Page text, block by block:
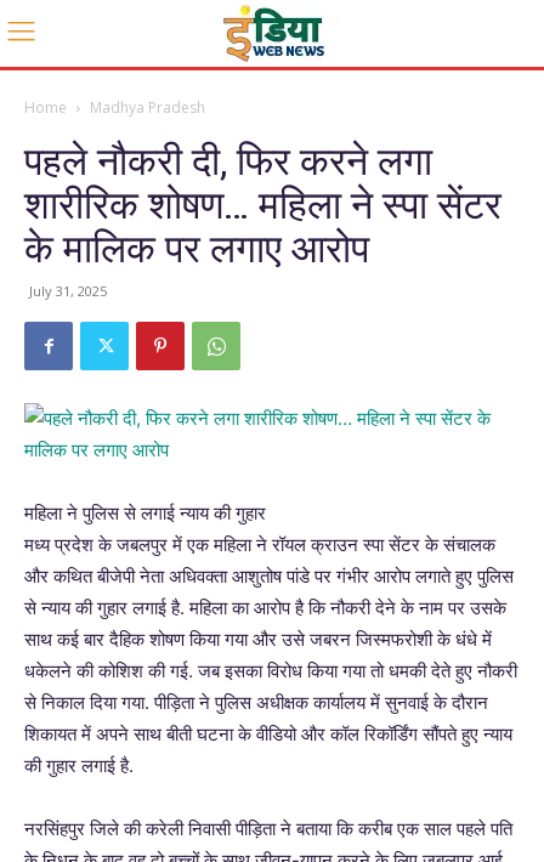
Home Madhya Pradesh
पहले नौकरी दी, फिर करने लगा
शारीरिक शोषण… महिला ने स्पा सेंटर
के मालिक पर लगाए आरोप
July 31, 2025
महिला ने पुलिस से लगाई न्याय की गुहार
मध्य प्रदेश के जबलपुर में एक महिला ने रॉयल क्राउन स्पा सेंटर के संचालक
और कथित बीजेपी नेता अधिवक्ता आशुतोष पांडे पर गंभीर आरोप लगाते हुए पुलिस
से न्याय की गुहार लगाई है. महिला का आरोप है कि नौकरी देने के नाम पर उसके
साथ कई बार दैहिक शोषण किया गया और उसे जबरन जिस्मफरोशी के धंधे में
धकेलने की कोशिश की गई. जब इसका विरोध किया गया तो धमकी देते हुए नौकरी
से निकाल दिया गया. पीड़िता ने पुलिस अधीक्षक कार्यालय में सुनवाई के दौरान
शिकायत में अपने साथ बीती घटना के वीडियो और कॉल रिकॉर्डिंग सौंपते हुए न्याय
की गुहार लगाई है.
नरसिंहपुर जिले की करेली निवासी पीड़िता ने बताया कि करीब एक साल पहले पति